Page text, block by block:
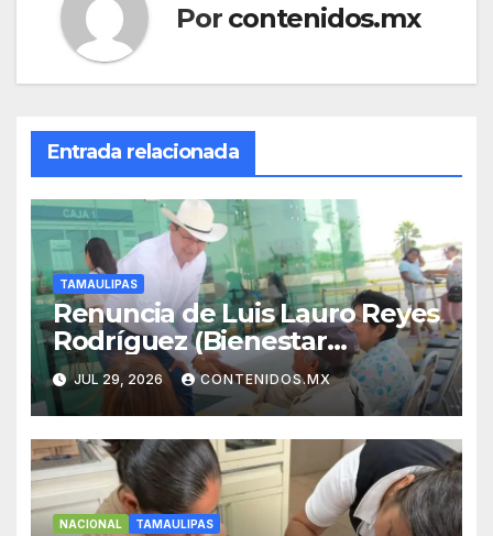
Por contenidos.mx
Entrada relacionada
TAMAULIPAS
Renuncia de Luis Lauro Reyes
Rodríguez (Bienestar
Tamaulipas)
JUL 29, 2026 CONTENIDOS.MX
NACIONAL TAMAULIPAS